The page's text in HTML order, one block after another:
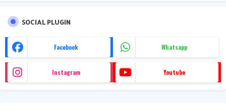
SOCIAL PLUGIN
Facebook Whatsapp
Instagram Youtube